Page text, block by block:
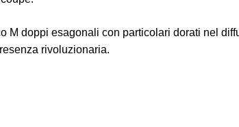
M doppi esagonali con particolari dorati nel
rivoluzionaria.